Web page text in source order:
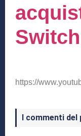
https://
I commenti del